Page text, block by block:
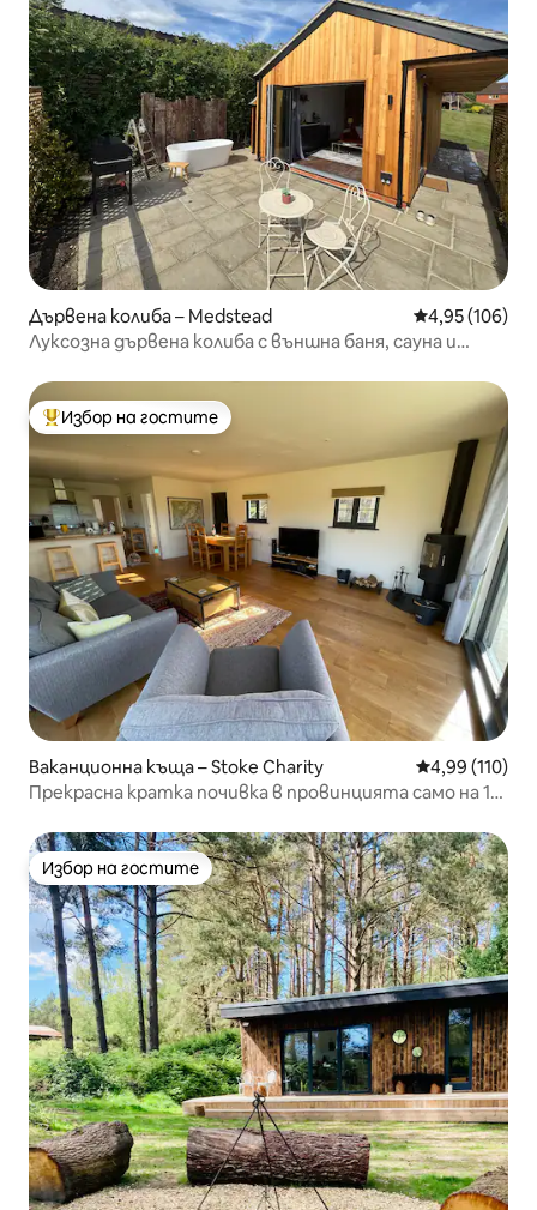
Дървена колиба – Medstead Средна
4,95 (106)
Луксозна дървена колиба с външна баня, сауна и
Най-популярен избор на гостите
Избор на гостите
Ваканционна къща – Stoke Charity Средна
4,99 (110)
Прекрасна кратка почивка в провинцията само на 10
Избор на гостите
Избор на гостите